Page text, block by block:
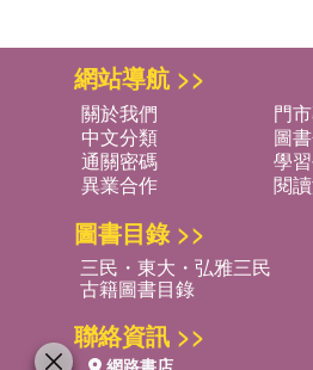
網站導航 >>
關於我們 門
中文分類
圖
通關密碼
學
異業合作
閱
圖書目錄 >>
三民・東大・弘雅三民
古籍圖書目錄
聯絡資訊 >>
網路書店